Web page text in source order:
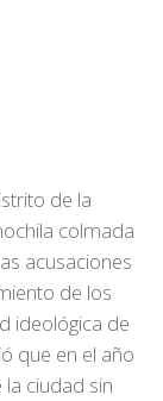
de la
colmada
acusaciones
de los
ideológica de
que en el año
ciudad sin